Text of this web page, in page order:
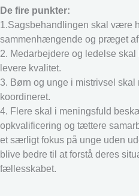
De fire punkter:
1.Sagsbehandlingen skal være
sammenhængende og præget
2. Medarbejdere og ledelse
levere kvalitet.
3. Børn og unge i mistrivsel
koordineret.
4. Flere skal i meningsfuld
opkvalificering og tættere
et særligt fokus på unge uden
blive bedre til at forstå deres
fællesskabet.